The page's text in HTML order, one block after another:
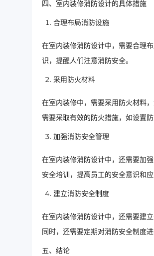
四、室内装修消防设计的具体措施
合理布局消防设施
在室内装修消防设计中，需要合理
识，提醒人们注意消防安全。
采用防火材料
在室内装修中，需要采用防火材料
需要采取有效的防火措施，如设置
加强消防安全管理
在室内装修消防设计中，还需要加
安全培训，提高员工的安全意识和应
建立消防安全制度
在室内装修消防设计中，还需要建
同时，还需要定期对消防安全制度
五、结论